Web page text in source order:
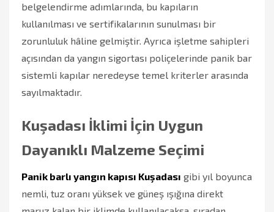
belgelendirme adımlarında, bu kapıların
kullanılması ve sertifikalarının sunulması bir
zorunluluk hâline gelmiştir. Ayrıca işletme sahipleri
açısından da yangın sigortası poliçelerinde panik bar
sistemli kapılar neredeyse temel kriterler arasında
sayılmaktadır.
Kuşadası İklimi İçin Uygun
Dayanıklı Malzeme Seçimi
Panik barlı yangın kapısı Kuşadası gibi yıl boyunca
nemli, tuz oranı yüksek ve güneş ışığına direkt